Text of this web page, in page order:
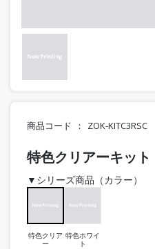
商品コード ZOK-KITC3RSC
特色クリアーキット
▼シリーズ商品（カラー）
特色クリア
ー
特色ホワイ
ト